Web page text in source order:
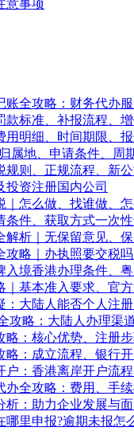
意事项
账全攻略：财务代办
款标准、补报流程、
用明细、时间期限、
属地、申请条件、周
规则、正规流程、新
投资注册国内公司
｜怎么做、找谁做、
条件、获取方式一次
解析｜无保留意见、
略｜办执照要交税
入境香港办理条件、
｜基本准入要求、官
：大陆人能否个人注
攻略：大陆人办理渠
略：核心优势、注册
略：成立流程、银行
户：香港离岸开户流
办全攻略：费用、手
析：助力企业发展与
里申报?逾期未报怎